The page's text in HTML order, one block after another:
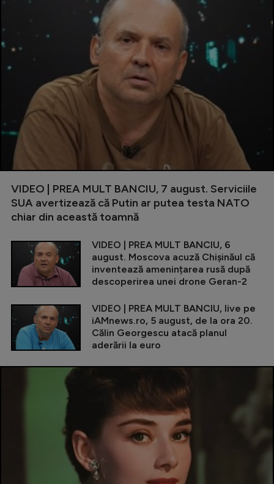
VIDEO | PREA MULT BANCIU, 7 august. Serviciile
SUA avertizează că Putin ar putea testa NATO
chiar din această toamnă
VIDEO | PREA MULT BANCIU, 6
august. Moscova acuză Chișinăul că
inventează amenințarea rusă după
descoperirea unei drone Geran-2
VIDEO | PREA MULT BANCIU, live pe
iAMnews.ro, 5 august, de la ora 20.
Călin Georgescu atacă planul
aderării la euro